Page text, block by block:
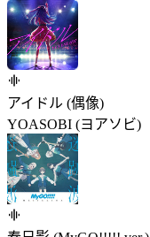
アイドル (偶像)
YOASOBI (ヨアソビ)